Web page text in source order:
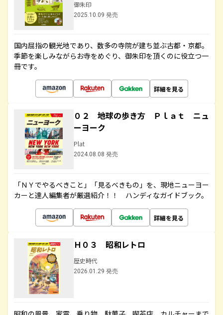
御朱印
2025.10.09 発売
国内屈指の観光地であり、数多の寺院が建ち並ぶ古都・京都。
季節を楽しみながらお寺をめぐり、御朱印を頂くのに役立つ一
冊です。
詳細を見る
０２ 地球の歩き方 Ｐｌａｔ ニュ
ーヨーク
Plat
2024.08.08 発売
「ＮＹでやるべきこと」「見るべきもの」を、現地ニューヨー
カーと達人編集者が厳選紹介！！ ハンディなガイドブック。
詳細を見る
Ｈ０３ 昭和レトロ
歴史時代
2026.01.29 発売